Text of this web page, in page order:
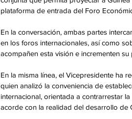
plataforma de entrada del Foro
En la conversación, ambas partes
en los foros internacionales, así como
acompañen esta visión e incrementen
En la misma línea, el Vicepresidente ha
quien analizó la conveniencia de
internacional, orientada a contrarrestar
acorde con la realidad del desarrollo de